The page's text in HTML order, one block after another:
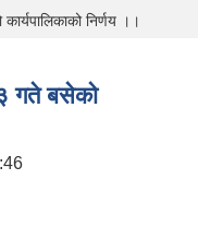
निर्णय ।।
गते बसेको